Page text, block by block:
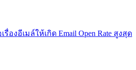
องอีเมล์ให้เกิด Email Open Rate สูงสุด